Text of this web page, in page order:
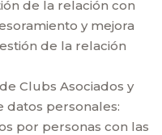
de la relación con
y mejora
de la relación
Clubs Asociados y
datos personales:
por personas con las